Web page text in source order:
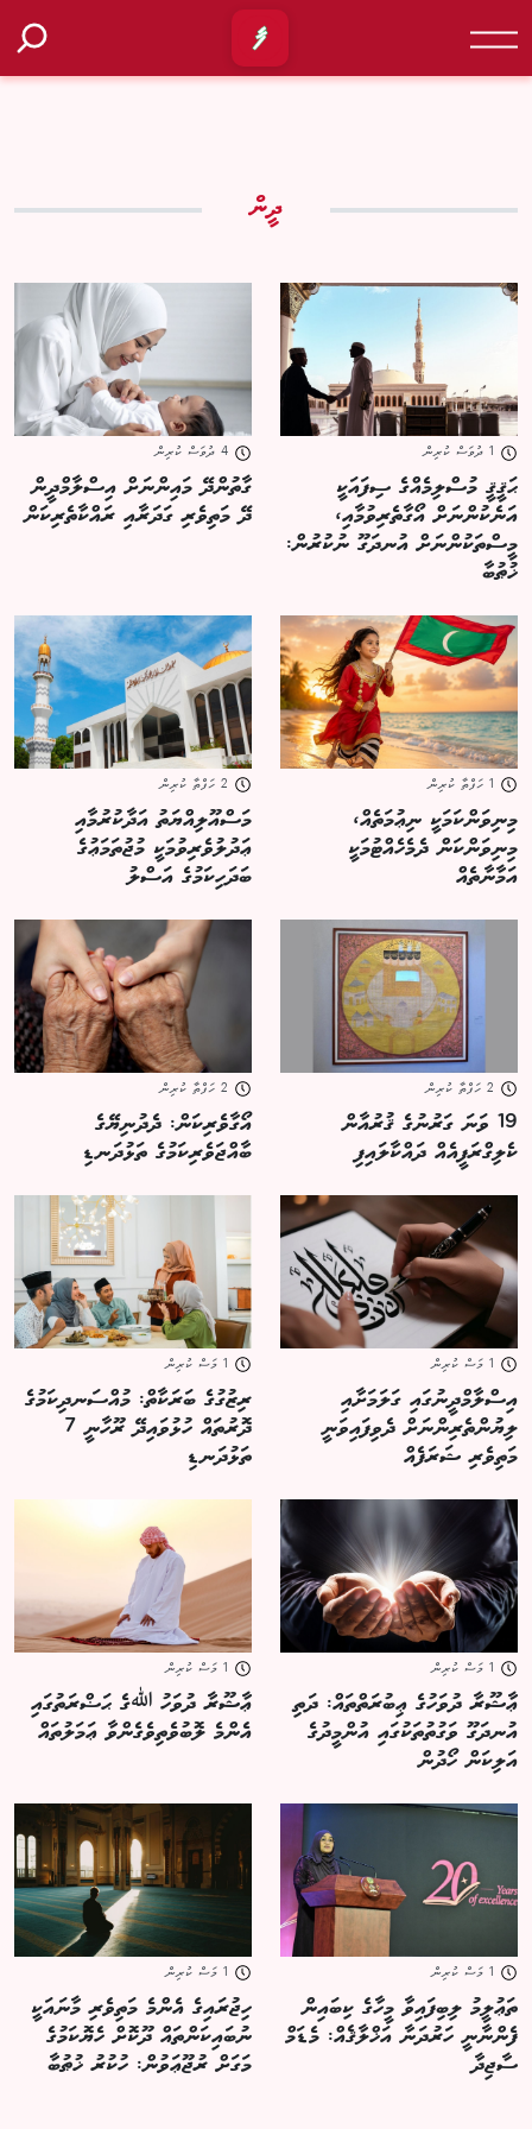
ދީން
ޙަޤީޤީ މުސްލިމެއްގެ ސިފައަކީ
އަނެކުންނަށް އޯގާތެރިވުމާއި،
މީސްތަކުންނަށް އުނދަގޫ ނުކުރުން:
ޚުޠުބާ
ގާތުންދޭ މައިންނަށް އިސްލާމްދީން
ދޭ މަތިވެރި ގަދަރާއި ރައްކާތެރިކަން
މިނިވަންކަމަކީ ނިޢުމަތެއް،
މިނިވަންކަން ދެމެހެއްޓުމަކީ
އަމާނާތެއް
މަސްއޫލިއްޔަތު އަދާކުރުމާއި
ޢަދުލުވެރިވުމަކީ މުޖުތަމަޢުގެ
ބަދަހިކަމުގެ އަސްލު
19 ވަނަ ގަރުނުގެ ޤުރުއާން
ކެލިގްރަފީއެއް ދައްކާލައިފި
އޯގާވެރިކަން: ދެދުނިޔޭގެ
ބާއްޖަވެރިކަމުގެ ތަޅުދަނޑި
އިސްލާމްދީނުގައި ގަލަމަށާއި
ލިޔުންތެރިންނަށް ދެވިފައިވަނީ
މަތިވެރި ޝަރަފެއް
ރިޒުގުގެ ބަރަކާތް: މުއްސަނދިކަމުގެ
ދޮރުތައް ހުޅުވައިދޭ ރޫހާނީ 7
ތަޅުދަނޑި
ޢާޝޫރާ ދުވަހުގެ ޢިބުރަތްތައް: ދަތި
އުނދަގޫ ވަގުތުތަކުގައި އުންމީދުގެ
އަލިކަން ހޯދުން
ޢާޝޫރާ ދުވަހު ﷲގެ ޙަޟްރަތުގައި
އެންމެ ލޮބުވެތިވެގެންވާ ޢަމަލުތައް
ތަޢުލީމު ލިބިފައިވާ މީހާގެ ކިބައިން
ފެންނާނީ ހަރުދަނާ އަޚްލާޤެއް: މެޑަމް
ސާޖިދާ
ހިޖުރައިގެ އެންމެ މަތިވެރި މާނައަކީ
ނުބައިކަންތައް ދޫކޮށް ހެޔޮކަމުގެ
މަގަށް ރުޖޫޢަވުން: ހުކުރު ޚުޠުބާ